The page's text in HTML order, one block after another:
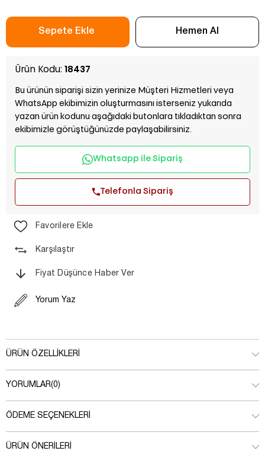
Ürün Kodu: 18437
Bu ürünün siparişi sizin yerinize Müşteri Hizmetleri veya
WhatsApp ekibimizin oluşturmasını isterseniz yukarıda
yazan ürün kodunu aşağıdaki butonlara tıkladıktan sonra
ekibimizle görüştüğünüzde paylaşabilirsiniz.
Whatsapp ile Sipariş
Telefonla Sipariş
Favorilere Ekle
Karşılaştır
Fiyat Düşünce Haber Ver
Yorum Yaz
ÜRÜN ÖZELLIKLERI
YORUMLAR(0)
ÖDEME SEÇENEKLERI
ÜRÜN ÖNERILERI